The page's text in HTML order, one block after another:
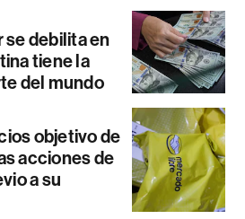
se debilita en
tiene la
del mundo
objetivo de
acciones de
a su